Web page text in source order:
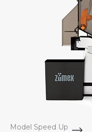
Model Speed Up